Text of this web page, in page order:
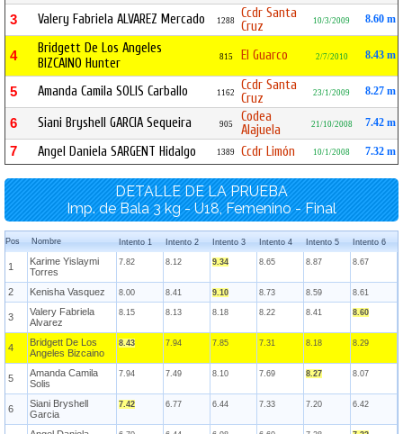
3 Valery Fabriela ALVAREZ Mercado 1288
Ccdr Santa
Cruz
10/3/2009 8.60 m
4
Bridgett De Los Angeles
BIZCAINO Hunter
815 El Guarco 2/7/2010 8.43 m
5 Amanda Camila SOLIS Carballo 1162
Ccdr Santa
Cruz
23/1/2009 8.27 m
6 Siani Bryshell GARCIA Sequeira 905
Codea
Alajuela
21/10/2008 7.42 m
7 Angel Daniela SARGENT Hidalgo 1389 Ccdr Limón 10/1/2008 7.32 m
DETALLE DE LA PRUEBA
Imp. de Bala 3 kg - U18, Femenino - Final
Pos Nombre Intento 1 Intento 2 Intento 3 Intento 4 Intento 5 Intento 6
1
Karime Yislaymi
Torres
7.82 8.12 9.34 8.65 8.87 8.67
2 Kenisha Vasquez 8.00 8.41 9.10 8.73 8.59 8.61
3
Valery Fabriela
Alvarez
8.15 8.13 8.18 8.22 8.41 8.60
4
Bridgett De Los
Angeles Bizcaino
8.43 7.94 7.85 7.31 8.18 8.29
5
Amanda Camila
Solis
7.94 7.49 8.10 7.69 8.27 8.07
6
Siani Bryshell
Garcia
7.42 6.77 6.44 7.33 7.20 6.42